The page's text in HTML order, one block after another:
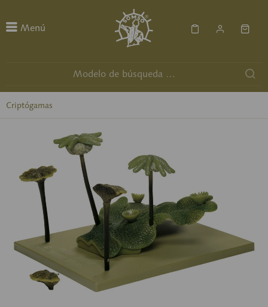
Menú
Criptógamas